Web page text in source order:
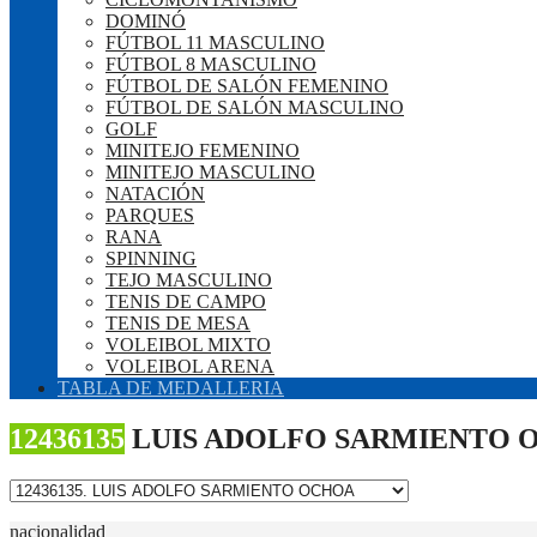
DOMINÓ
FÚTBOL 11 MASCULINO
FÚTBOL 8 MASCULINO
FÚTBOL DE SALÓN FEMENINO
FÚTBOL DE SALÓN MASCULINO
GOLF
MINITEJO FEMENINO
MINITEJO MASCULINO
NATACIÓN
PARQUES
RANA
SPINNING
TEJO MASCULINO
TENIS DE CAMPO
TENIS DE MESA
VOLEIBOL MIXTO
VOLEIBOL ARENA
TABLA DE MEDALLERIA
12436135 LUIS ADOLFO SARMIENTO
nacionalidad